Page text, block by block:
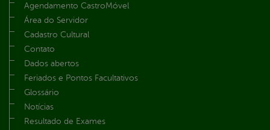
Agendamento CastroMóvel
Área do Servidor
Cadastro Cultural
Contato
Dados abertos
Feriados e Pontos Facultativos
Glossário
Notícias
Resultado de Exames